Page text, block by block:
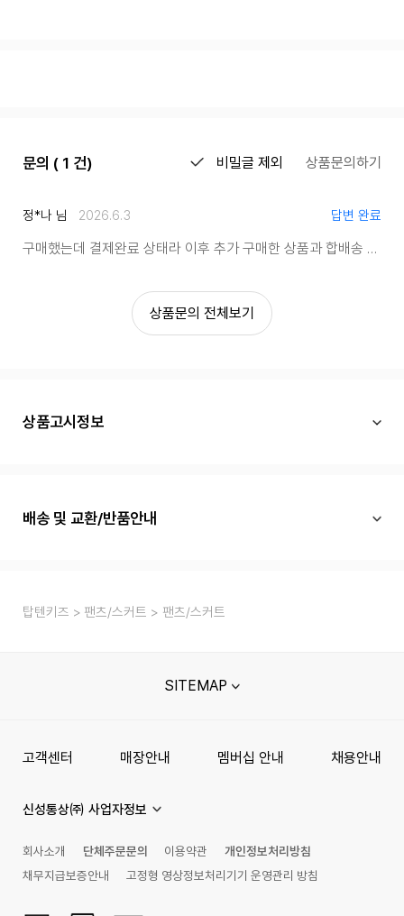
문의 ( 1 건) 비밀글 제외 상품문의하기
정*나 님 2026.6.3 답변 완료
구매했는데 결제완료 상태라 이후 추가 구매한 상품과 합배송 요청합니다 아직 상품준비중 상태도 아닌데 배송료 두배 부과는 부당합니다
상품문의 전체보기
상품고시정보
배송 및 교환/반품안내
탑텐키즈 팬츠/스커트 팬츠/스커트
SITEMAP
고객센터 매장안내 멤버십 안내 채용안내
신성통상㈜ 사업자정보
회사소개 단체주문문의 이용약관
개인정보처리방침
채무지급보증안내
고정형 영상정보처리기기 운영관리 방침